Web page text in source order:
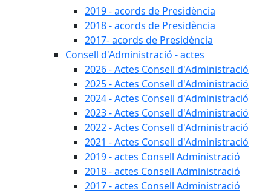
2019 - acords de Presidència
2018 - acords de Presidència
2017- acords de Presidència
Consell d'Administració - actes
2026 - Actes Consell d'Administració
2025 - Actes Consell d'Administració
2024 - Actes Consell d'Administració
2023 - Actes Consell d'Administració
2022 - Actes Consell d'Administració
2021 - Actes Consell d'Administració
2019 - actes Consell Administració
2018 - actes Consell Administració
2017 - actes Consell Administració